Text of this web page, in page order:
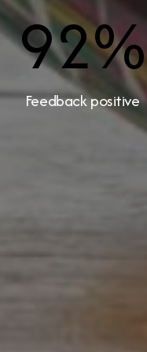
92%
Feedback positive